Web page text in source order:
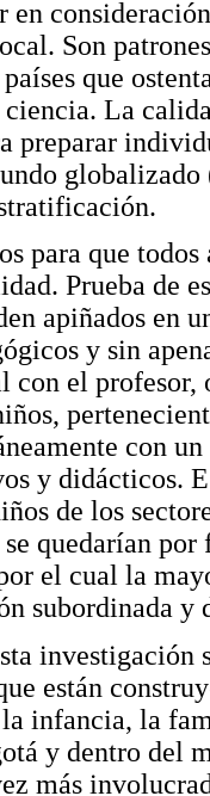
en
Son
que
La
preparar
para que
Prueba de
apiñados en
y sin
con el profesor,
con
y didácticos.
de los
se quedarían
el cual la
subordinada y
investigación
están
la infancia, la
y dentro del
más